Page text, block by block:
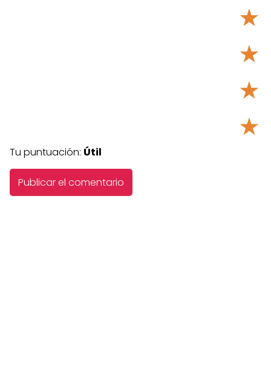
★
★
★
★
Tu puntuación: Útil